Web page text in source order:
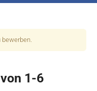
1-6